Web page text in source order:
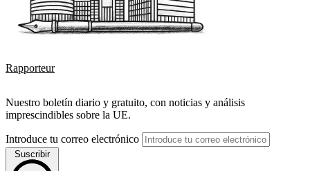
Rapporteur
Nuestro boletín diario y gratuito, con noticias y análisis
imprescindibles sobre la UE.
Introduce tu correo electrónico
Suscribir